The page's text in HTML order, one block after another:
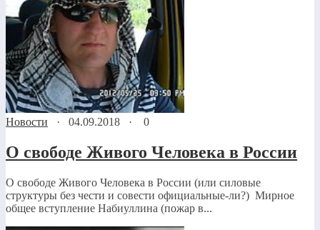
Новости · 04.09.2018 · 0
О свободе Живого Человека в России
О свободе Живого Человека в России (или силовые
структуры без чести и совести официальные-ли?) Мирное
общее вступление Набиуллина (пожар в...